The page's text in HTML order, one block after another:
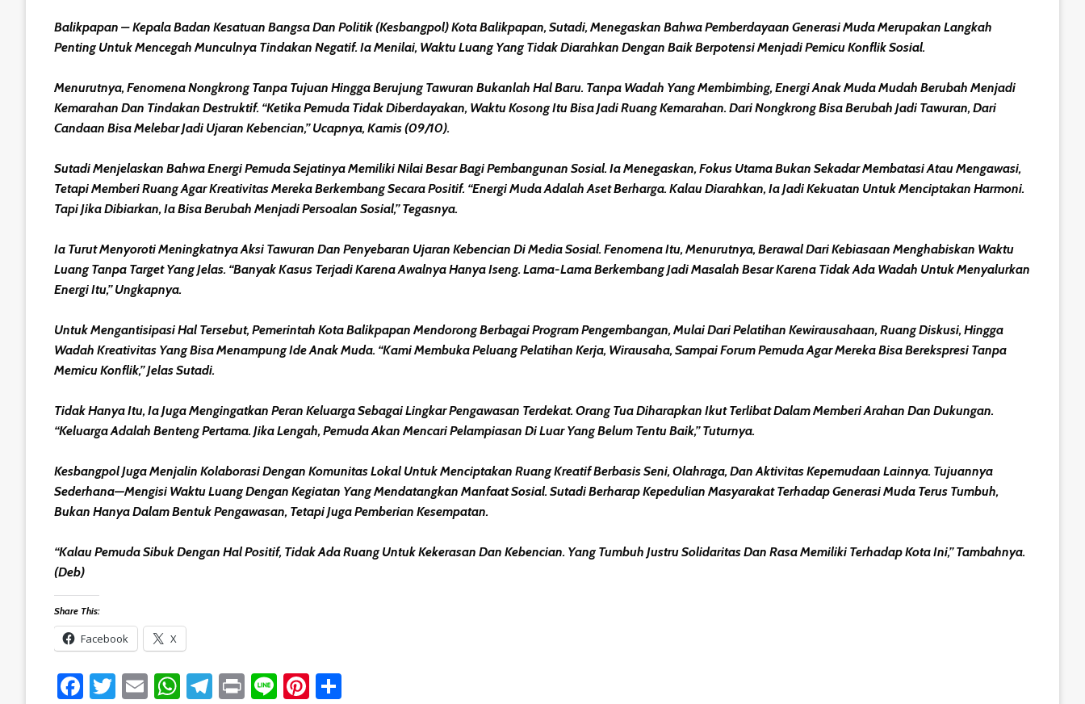
Balikpapan – Kepala Badan Kesatuan Bangsa Dan Politik (Kesbangpol) Kota Balikpapan, Sutadi, Menegaskan Bahwa Pemberdayaan Generasi Muda Merupakan Langkah
Penting Untuk Mencegah Munculnya Tindakan Negatif. Ia Menilai, Waktu Luang Yang Tidak Diarahkan Dengan Baik Berpotensi Menjadi Pemicu Konflik Sosial.
Menurutnya, Fenomena Nongkrong Tanpa Tujuan Hingga Berujung Tawuran Bukanlah Hal Baru. Tanpa Wadah Yang Membimbing, Energi Anak Muda Mudah Berubah Menjadi
Kemarahan Dan Tindakan Destruktif. “Ketika Pemuda Tidak Diberdayakan, Waktu Kosong Itu Bisa Jadi Ruang Kemarahan. Dari Nongkrong Bisa Berubah Jadi Tawuran, Dari
Candaan Bisa Melebar Jadi Ujaran Kebencian,” Ucapnya, Kamis (09/10).
Sutadi Menjelaskan Bahwa Energi Pemuda Sejatinya Memiliki Nilai Besar Bagi Pembangunan Sosial. Ia Menegaskan, Fokus Utama Bukan Sekadar Membatasi Atau Mengawasi,
Tetapi Memberi Ruang Agar Kreativitas Mereka Berkembang Secara Positif. “Energi Muda Adalah Aset Berharga. Kalau Diarahkan, Ia Jadi Kekuatan Untuk Menciptakan Harmoni.
Tapi Jika Dibiarkan, Ia Bisa Berubah Menjadi Persoalan Sosial,” Tegasnya.
Ia Turut Menyoroti Meningkatnya Aksi Tawuran Dan Penyebaran Ujaran Kebencian Di Media Sosial. Fenomena Itu, Menurutnya, Berawal Dari Kebiasaan Menghabiskan Waktu
Luang Tanpa Target Yang Jelas. “Banyak Kasus Terjadi Karena Awalnya Hanya Iseng. Lama-Lama Berkembang Jadi Masalah Besar Karena Tidak Ada Wadah Untuk Menyalurkan
Energi Itu,” Ungkapnya.
Untuk Mengantisipasi Hal Tersebut, Pemerintah Kota Balikpapan Mendorong Berbagai Program Pengembangan, Mulai Dari Pelatihan Kewirausahaan, Ruang Diskusi, Hingga
Wadah Kreativitas Yang Bisa Menampung Ide Anak Muda. “Kami Membuka Peluang Pelatihan Kerja, Wirausaha, Sampai Forum Pemuda Agar Mereka Bisa Berekspresi Tanpa
Memicu Konflik,” Jelas Sutadi.
Tidak Hanya Itu, Ia Juga Mengingatkan Peran Keluarga Sebagai Lingkar Pengawasan Terdekat. Orang Tua Diharapkan Ikut Terlibat Dalam Memberi Arahan Dan Dukungan.
“Keluarga Adalah Benteng Pertama. Jika Lengah, Pemuda Akan Mencari Pelampiasan Di Luar Yang Belum Tentu Baik,” Tuturnya.
Kesbangpol Juga Menjalin Kolaborasi Dengan Komunitas Lokal Untuk Menciptakan Ruang Kreatif Berbasis Seni, Olahraga, Dan Aktivitas Kepemudaan Lainnya. Tujuannya
Sederhana—Mengisi Waktu Luang Dengan Kegiatan Yang Mendatangkan Manfaat Sosial. Sutadi Berharap Kepedulian Masyarakat Terhadap Generasi Muda Terus Tumbuh,
Bukan Hanya Dalam Bentuk Pengawasan, Tetapi Juga Pemberian Kesempatan.
“Kalau Pemuda Sibuk Dengan Hal Positif, Tidak Ada Ruang Untuk Kekerasan Dan Kebencian. Yang Tumbuh Justru Solidaritas Dan Rasa Memiliki Terhadap Kota Ini,” Tambahnya.
(Deb)
Share This:
Facebook X
Facebook
Twitter
EmailWhatsApp
Telegram
PrintLinePinterest